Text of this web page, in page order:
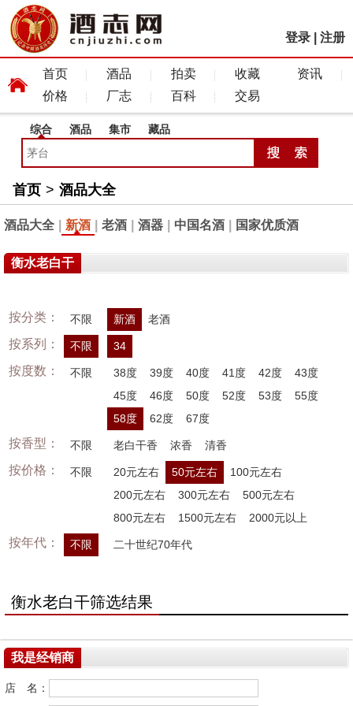
登录 注册
首页 酒品 拍卖 收藏
资讯
价格
厂志 百科 交易
综合 酒品 集市 藏品
首页 > 酒品大全
酒品大全 新酒 老酒 酒器 中国名酒 国家优质酒
衡水老白干
按分类： 不限 新酒 老酒
按系列： 不限 34
按度数： 不限 38度 39度 40度 41度 42度
43度
45度
46度 50度 52度 53度
55度
58度
62度 67度
按香型： 不限 老白干香 浓香 清香
按价格： 不限 20元左右 50元左右
100元左右
200元左右
300元左右
500元左右
800元左右
1500元左右 2000元以上
按年代： 不限 二十世纪70年代
衡水老白干筛选结果
我是经销商
店 名：